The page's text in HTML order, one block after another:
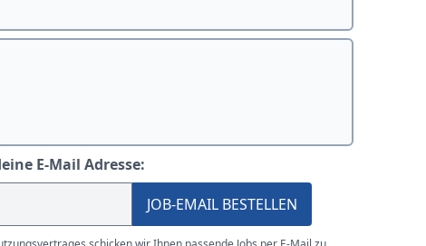
E-Mail Adresse:
JOB-EMAIL BESTELLEN